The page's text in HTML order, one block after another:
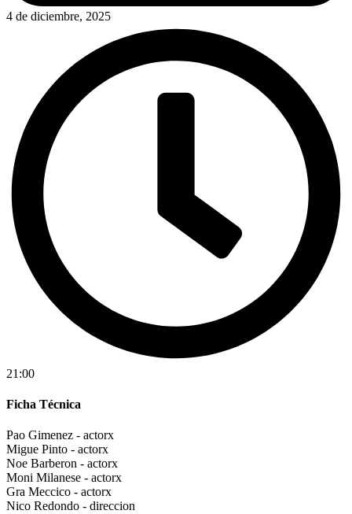
4 de diciembre, 2025
21:00
Ficha Técnica
Pao Gimenez - actorx
Migue Pinto - actorx
Noe Barberon - actorx
Moni Milanese - actorx
Gra Meccico - actorx
Nico Redondo - direccion